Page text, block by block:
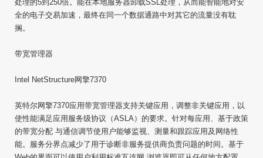
处理的5到250倍。能在本地服务器卸载SSL处理，从而能智能地对安
全的电子交易加速，最终在同一个数据通路中对其它的流量没有耽
搁。
带宽管理器
Intel NetStructure网擎7370
英特尔网擎7370应用带宽管理器支持关键应用，调整非关键应用，以
使性能满足应用服务级协议（ASLA）的要求。针对每应用、基于政策
的带宽分配 与通信调节使用户能够监视、测量和跟踪应用及网络性
能。服务分界点减少了用于诊断非服务提供商负责问题的时间。基于